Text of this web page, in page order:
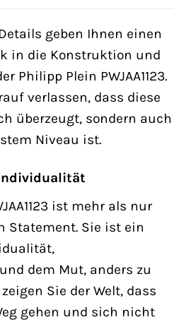
geben Ihnen einen
in die Konstruktion und
Philipp Plein PWJAA1123.
verlassen, dass diese
überzeugt, sondern auch
Niveau ist.
ist mehr als nur
Statement. Sie ist ein
dem Mut, anders zu
Sie der Welt, dass
gehen und sich nicht